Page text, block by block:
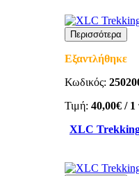
Περισσότερα
Εξαντλήθηκε
Κωδικός:
Τιμή: 40,00€ / 1
XLC Trekking